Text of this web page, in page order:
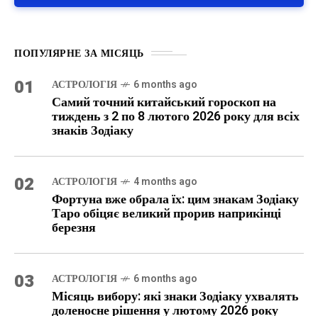
ПОПУЛЯРНЕ ЗА МІСЯЦЬ
01 АСТРОЛОГІЯ 6 months ago
Самий точний китайський гороскоп на
тиждень з 2 по 8 лютого 2026 року для всіх
знаків Зодіаку
02 АСТРОЛОГІЯ 4 months ago
Фортуна вже обрала їх: цим знакам Зодіаку
Таро обіцяє великий прорив наприкінці
березня
03 АСТРОЛОГІЯ 6 months ago
Місяць вибору: які знаки Зодіаку ухвалять
доленосне рішення у лютому 2026 року